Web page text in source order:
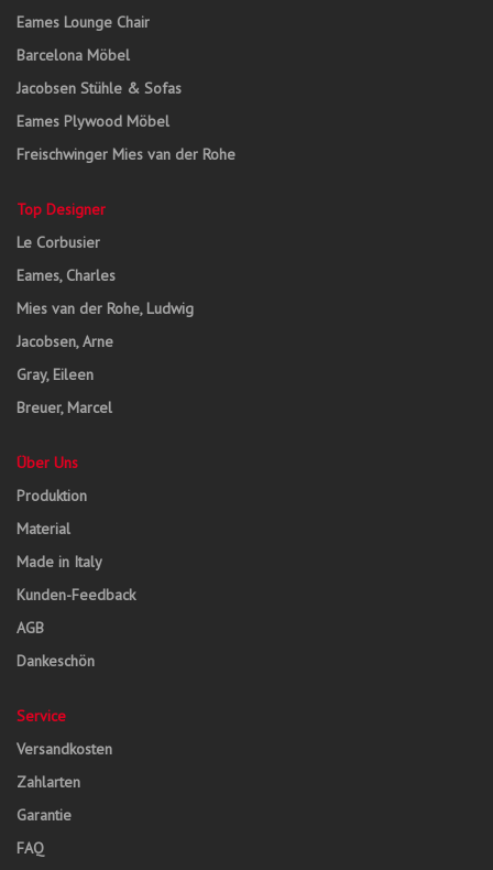
Eames Lounge Chair
Barcelona Möbel
Jacobsen Stühle & Sofas
Eames Plywood Möbel
Freischwinger Mies van der Rohe
Top Designer
Le Corbusier
Eames, Charles
Mies van der Rohe, Ludwig
Jacobsen, Arne
Gray, Eileen
Breuer, Marcel
Über Uns
Produktion
Material
Made in Italy
Kunden-Feedback
AGB
Dankeschön
Service
Versandkosten
Zahlarten
Garantie
FAQ